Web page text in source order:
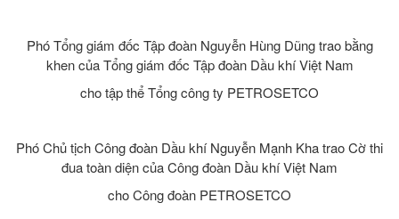
Phó Tổng giám đốc Tập đoàn Nguyễn Hùng Dũng trao bằng
khen của Tổng giám đốc Tập đoàn Dầu khí Việt Nam
cho tập thể Tổng công ty PETROSETCO
Phó Chủ tịch Công đoàn Dầu khí Nguyễn Mạnh Kha trao Cờ thi
đua toàn diện của Công đoàn Dầu khí Việt Nam
cho Công đoàn PETROSETCO